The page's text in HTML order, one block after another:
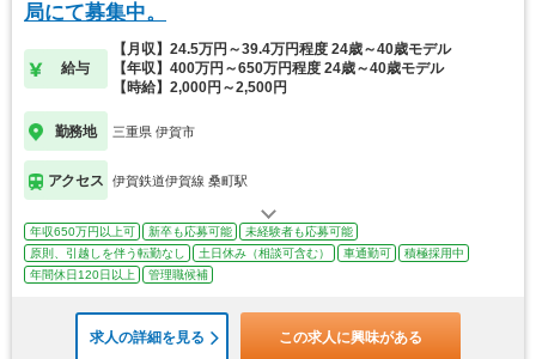
局にて募集中。
給与
【月収】24.5万円～39.4万円程度 24歳～40歳モデル
【年収】400万円～650万円程度 24歳～40歳モデル
【時給】2,000円～2,500円
勤務地 三重県 伊賀市
アクセス 伊賀鉄道伊賀線 桑町駅
年収650万円以上可 新卒も応募可能
未経験者も応募可能
原則、引越しを伴う転勤なし
土日休み（相談可含む） 車通勤可
積極採用中
年間休日120日以上
管理職候補
求人の詳細を見る この求人に興味がある